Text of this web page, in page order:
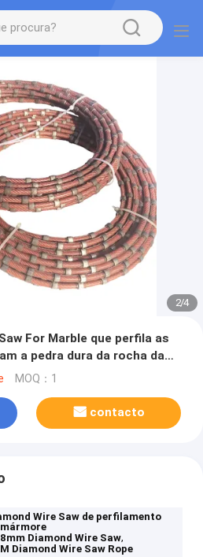
2/4
For Marble que perfila as
a pedra dura da rocha da
MOQ：1
contacto
Wire Saw de perfilamento
mármore
Diamond Wire Saw,
Diamond Wire Saw Rope